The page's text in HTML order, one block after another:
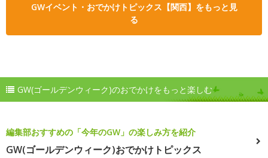
GWイベント・おでかけトピックス【関西】をもっと見
る
GW(ゴールデンウィーク)のおでかけをもっと楽しむ
編集部おすすめの「今年のGW」の楽しみ方を紹介
GW(ゴールデンウィーク)おでかけトピックス